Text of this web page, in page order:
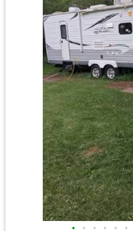
• • • • • •